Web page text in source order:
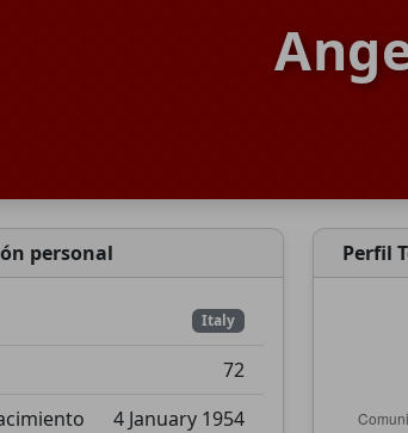
personal
Italy
72
4 January 1954
Perfil